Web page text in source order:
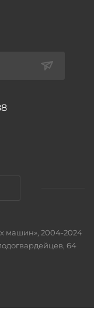
машин», 2004-2024
64